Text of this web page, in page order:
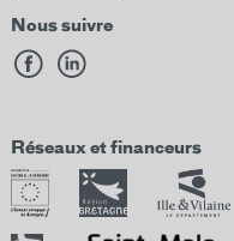
Nous suivre
Réseaux et financeurs